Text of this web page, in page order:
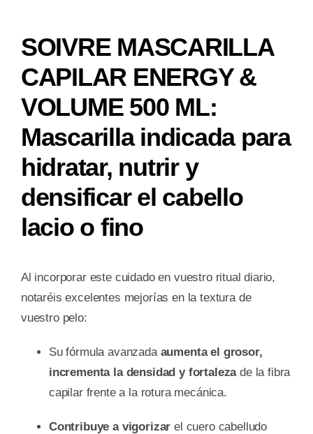
ML
cantidad
SOIVRE MASCARILLA
CAPILAR ENERGY &
VOLUME 500 ML:
Mascarilla indicada para
hidratar, nutrir y
densificar el cabello
lacio o fino
Al incorporar este cuidado en vuestro ritual diario,
notaréis excelentes mejorías en la textura de
vuestro pelo:
Su fórmula avanzada aumenta el grosor,
incrementa la densidad y fortalezade la fibra
capilar frente a la rotura mecánica.
Contribuye a vigorizar el cuero cabelludo